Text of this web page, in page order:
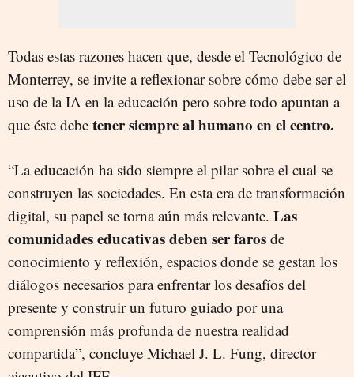
Todas estas razones hacen que, desde el Tecnológico de
Monterrey, se invite a reflexionar sobre cómo debe ser el
uso de la IA en la educación pero sobre todo apuntan a
que éste debe tener siempre al humano en el centro.
“La educación ha sido siempre el pilar sobre el cual se
construyen las sociedades. En esta era de transformación
digital, su papel se torna aún más relevante. Las
comunidades educativas deben ser faros de
conocimiento y reflexión, espacios donde se gestan los
diálogos necesarios para enfrentar los desafíos del
presente y construir un futuro guiado por una
comprensión más profunda de nuestra realidad
compartida”, concluye Michael J. L. Fung, director